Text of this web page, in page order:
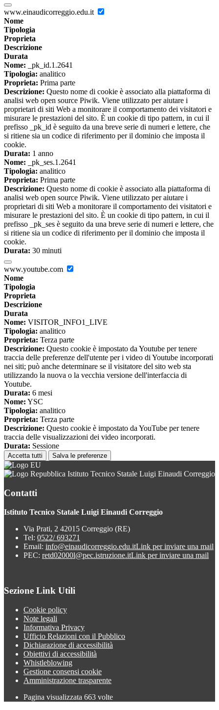
www.einaudicorreggio.edu.it
Nome
Tipologia
Proprieta
Descrizione
Durata
Nome: _pk_id.1.2641
Tipologia: analitico
Proprieta: Prima parte
Descrizione: Questo nome di cookie è associato alla piattaforma di
analisi web open source Piwik. Viene utilizzato per aiutare i
proprietari di siti Web a monitorare il comportamento dei visitatori e
misurare le prestazioni del sito. È un cookie di tipo pattern, in cui il
prefisso _pk_id è seguito da una breve serie di numeri e lettere, che
si ritiene sia un codice di riferimento per il dominio che imposta il
cookie.
Durata: 1 anno
Nome: _pk_ses.1.2641
Tipologia: analitico
Proprieta: Prima parte
Descrizione: Questo nome di cookie è associato alla piattaforma di
analisi web open source Piwik. Viene utilizzato per aiutare i
proprietari di siti Web a monitorare il comportamento dei visitatori e
misurare le prestazioni del sito. È un cookie di tipo pattern, in cui il
prefisso _pk_ses è seguito da una breve serie di numeri e lettere, che
si ritiene sia un codice di riferimento per il dominio che imposta il
cookie.
Durata: 30 minuti
www.youtube.com
Nome
Tipologia
Proprieta
Descrizione
Durata
Nome: VISITOR_INFO1_LIVE
Tipologia: analitico
Proprieta: Terza parte
Descrizione: Questo cookie è impostato da Youtube per tenere
traccia delle preferenze dell'utente per i video di Youtube incorporati
nei siti; può anche determinare se il visitatore del sito web sta
utilizzando la nuova o la vecchia versione dell'interfaccia di
Youtube.
Durata: 6 mesi
Nome: YSC
Tipologia: analitico
Proprieta: Terza parte
Descrizione: Questo cookie è impostato da YouTube per tenere
traccia delle visualizzazioni dei video incorporati.
Durata: Sessione
Accetta tutti Salva le preferenze
Istituto Tecnico Statale Luigi Einaudi Correggio
Contatti
Istituto Tecnico Statale Luigi Einaudi Correggio
Via Prati, 2 42015 Correggio (RE)
Tel: 0522/ 693271
Email: info@einaudicorreggio.edu.itLink per inviare una mail
PEC: retd02000l@pec.istruzione.itLink per inviare una mail
Sezione Link Utili
Cookie policy
Note legali
Informativa Privacy
Ufficio Relazioni con il Pubblico
Dichiarazione di accessibilità
Obiettivi di accessibilità
Whistleblowing
Gestione consensi cookie
Amministrazione trasparente
Pagina visualizzata 663 volte